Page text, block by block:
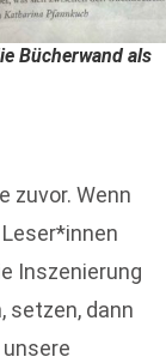
Bücherwand als
zuvor. Wenn
Inszenierung
setzen, dann